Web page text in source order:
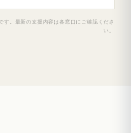
す。最新の支援内容は各窓口にご確認くださ
い。